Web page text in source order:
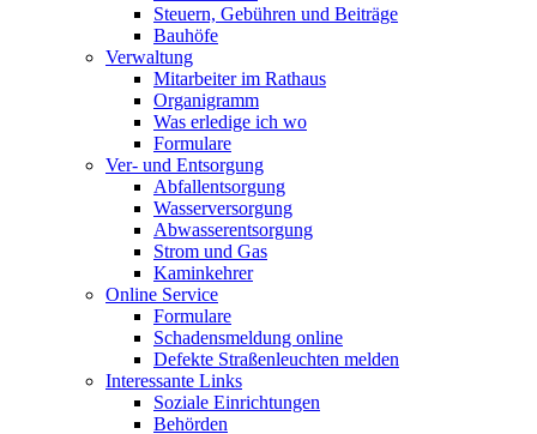
Steuern, Gebühren und Beiträge
Bauhöfe
Verwaltung
Mitarbeiter im Rathaus
Organigramm
Was erledige ich wo
Formulare
Ver- und Entsorgung
Abfallentsorgung
Wasserversorgung
Abwasserentsorgung
Strom und Gas
Kaminkehrer
Online Service
Formulare
Schadensmeldung online
Defekte Straßenleuchten melden
Interessante Links
Soziale Einrichtungen
Behörden